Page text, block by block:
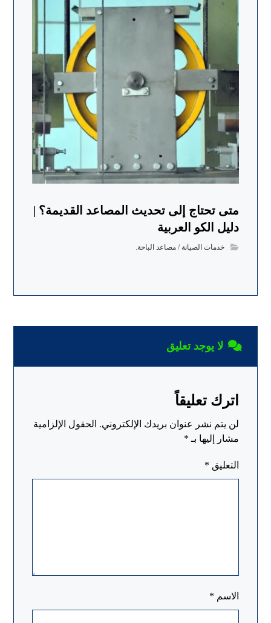
متى تحتاج إلى تحديث المصاعد القديمة؟ |
دليل الكو العربية
خدمات الصيانة / مصاعد الباحة.
لا يوجد تعليق
اترك تعليقاً
لن يتم نشر عنوان بريدك الإلكتروني. الحقول الإلزامية
مشار إليها بـ *
التعليق *
الاسم *